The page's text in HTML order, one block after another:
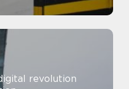
revolution